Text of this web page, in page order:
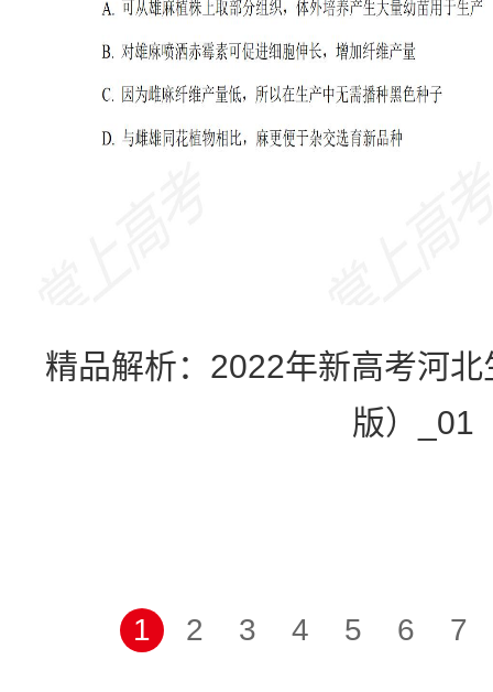
精品解析：2022年新高考河
版）_01
1 2 3 4 5 6 7